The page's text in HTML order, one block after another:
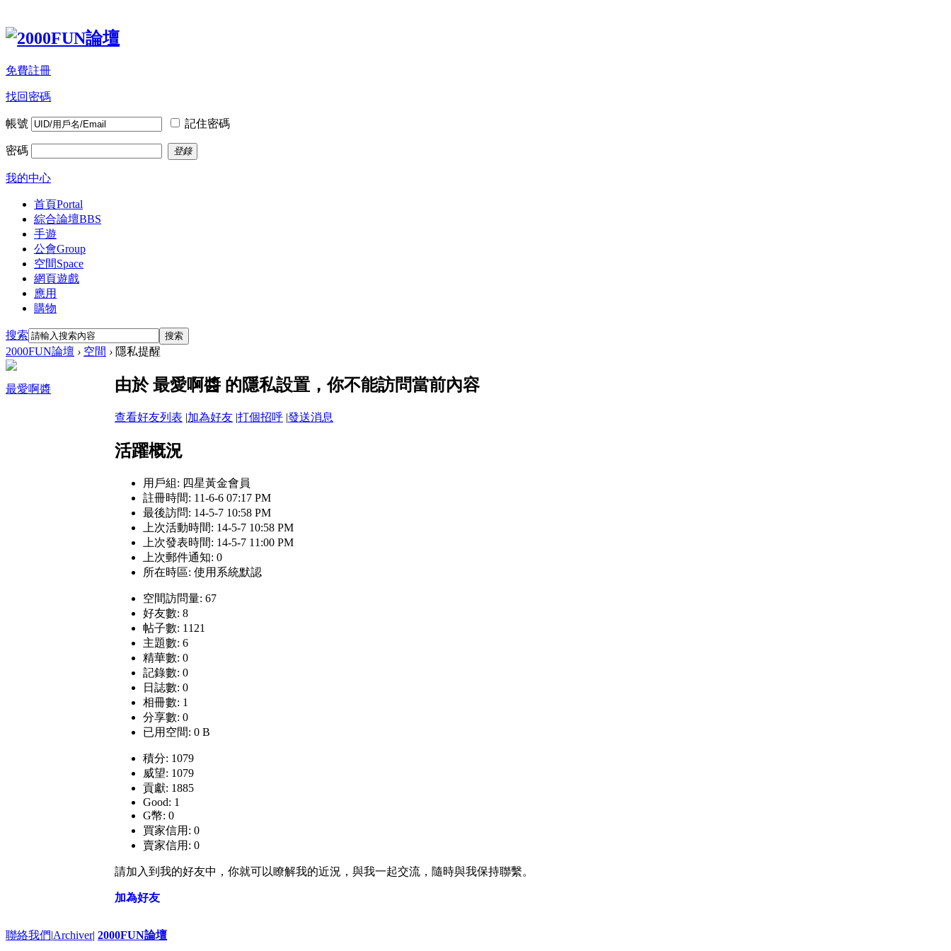
免費註冊
找回密碼
帳號 記住密碼
密碼 登錄
我的中心
首頁Portal
綜合論壇BBS
手遊
公會Group
空間Space
網頁遊戲
應用
購物
搜索 搜索
2000FUN論壇 › 空間 › 隱私提醒
最愛啊醬 由於 最愛啊醬 的隱私設置，你不能訪問當前內容
查看好友列表 |加為好友 |打個招呼 |發送消息
活躍概況
用戶組: 四星黃金會員
註冊時間: 11-6-6 07:17 PM
最後訪問: 14-5-7 10:58 PM
上次活動時間: 14-5-7 10:58 PM
上次發表時間: 14-5-7 11:00 PM
上次郵件通知: 0
所在時區: 使用系統默認
空間訪問量: 67
好友數: 8
帖子數: 1121
主題數: 6
精華數: 0
記錄數: 0
日誌數: 0
相冊數: 1
分享數: 0
已用空間: 0 B
積分: 1079
威望: 1079
貢獻: 1885
Good: 1
G幣: 0
買家信用: 0
賣家信用: 0
請加入到我的好友中，你就可以瞭解我的近況，與我一起交流，隨時與我保持聯繫。
加為好友
聯絡我們|Archiver| 2000FUN論壇